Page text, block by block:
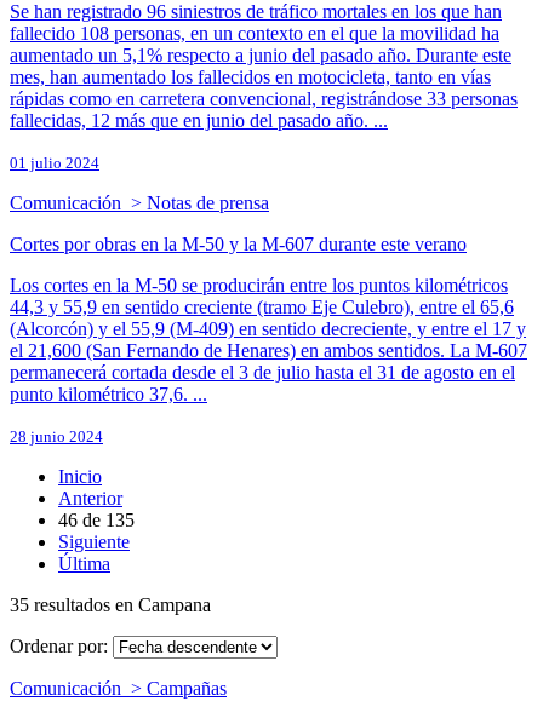
Se han registrado 96 siniestros de tráfico mortales en los que han
fallecido 108 personas, en un contexto en el que la movilidad ha
aumentado un 5,1% respecto a junio del pasado año. Durante este
mes, han aumentado los fallecidos en motocicleta, tanto en vías
rápidas como en carretera convencional, registrándose 33 personas
fallecidas, 12 más que en junio del pasado año. ...
01 julio 2024
Comunicación > Notas de prensa
Cortes por obras en la M-50 y la M-607 durante este verano
Los cortes en la M-50 se producirán entre los puntos kilométricos
44,3 y 55,9 en sentido creciente (tramo Eje Culebro), entre el 65,6
(Alcorcón) y el 55,9 (M-409) en sentido decreciente, y entre el 17 y
el 21,600 (San Fernando de Henares) en ambos sentidos. La M-607
permanecerá cortada desde el 3 de julio hasta el 31 de agosto en el
punto kilométrico 37,6. ...
28 junio 2024
Inicio
Anterior
46 de 135
Siguiente
Última
35 resultados en Campana
Ordenar por:
Comunicación > Campañas